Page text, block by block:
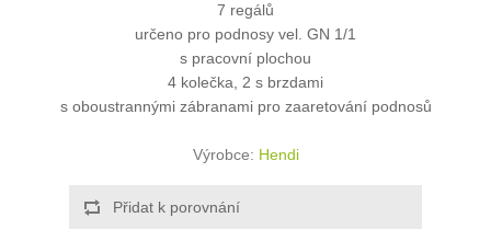
7 regálů
určeno pro podnosy vel. GN 1/1
s pracovní plochou
4 kolečka, 2 s brzdami
s oboustrannými zábranami pro zaaretování podnosů
Výrobce: Hendi